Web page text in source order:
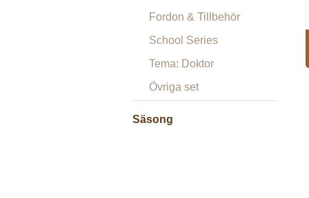
Fordon & Tillbehör
School Series
Tema: Doktor
Övriga set
Säsong